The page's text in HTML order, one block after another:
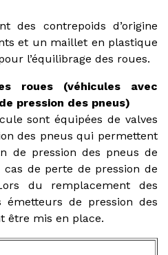
des contrepoids d’origine
et un maillet en plastique
l’équilibrage des roues.
roues (véhicules avec
pression des pneus)
sont équipées de valves
des pneus qui permettent
de pression des pneus de
de perte de pression de
du remplacement des
de pression des
être mis en place.